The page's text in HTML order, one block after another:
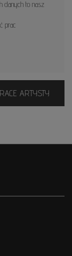
danych to nasz
prac
ARTYSTY